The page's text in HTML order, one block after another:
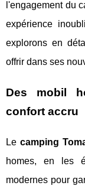
l'engagement du
expérience
explorons en
offrir dans ses
Des mobil
confort accru
Lecamping
homes, en les
modernes pour